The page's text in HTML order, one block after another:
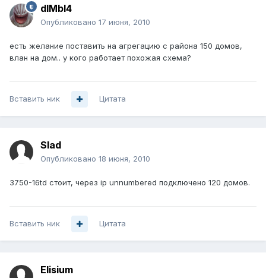
dIMbI4
Опубликовано 17 июня, 2010
есть желание поставить на агрегацию с района 150 домов,
влан на дом.. у кого работает похожая схема?
Вставить ник Цитата
Slad
Опубликовано 18 июня, 2010
3750-16td стоит, через ip unnumbered подключено 120 домов.
Вставить ник Цитата
Elisium